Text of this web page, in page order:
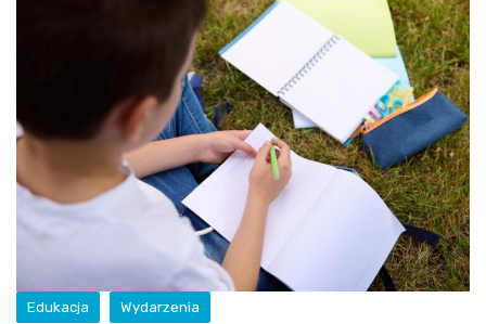
Edukacja Wydarzenia